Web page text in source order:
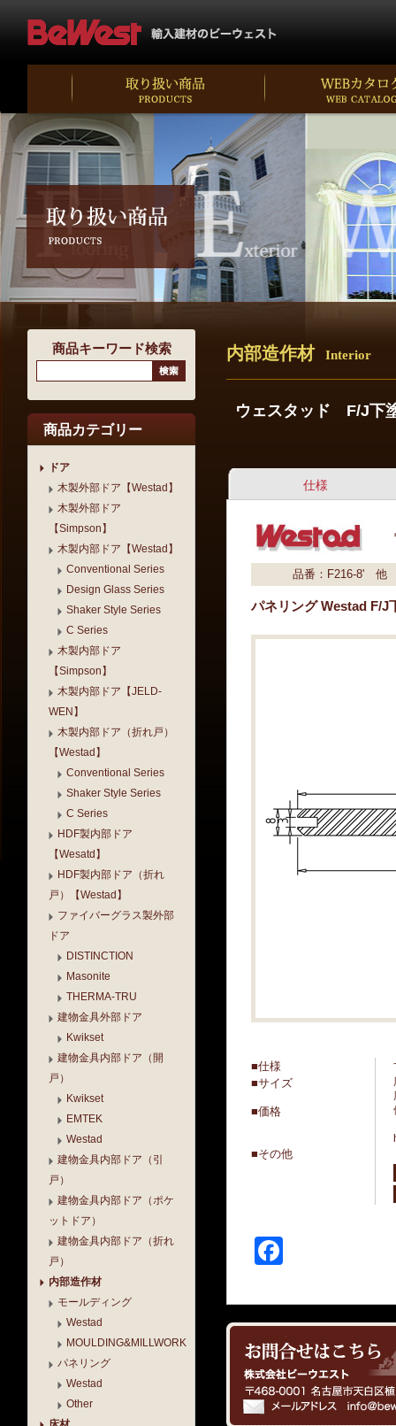
商品キーワード検索
商品カテゴリー
ドア
木製外部ドア【Westad】
木製外部ドア
【Simpson】
木製内部ドア【Westad】
Conventional Series
Design Glass Series
Shaker Style Series
C Series
木製内部ドア
【Simpson】
木製内部ドア【JELD-
WEN】
木製内部ドア（折れ戸）
【Westad】
Conventional Series
Shaker Style Series
C Series
HDF製内部ドア
【Wesatd】
HDF製内部ドア（折れ
戸）【Westad】
ファイバーグラス製外部
ドア
DISTINCTION
Masonite
THERMA-TRU
建物金具外部ドア
Kwikset
建物金具内部ドア（開
戸）
Kwikset
EMTEK
Westad
建物金具内部ドア（引
戸）
建物金具内部ドア（ポケ
ットドア）
建物金具内部ドア（折れ
戸）
内部造作材
モールディング
Westad
MOULDING&MILLWORK
パネリング
Westad
Other
内部造作材 Interior
ウェスタッド F/J下
仕様
品番：F216-8' 他
パネリング Westad F/J
■仕様
■サイズ
■価格
■その他